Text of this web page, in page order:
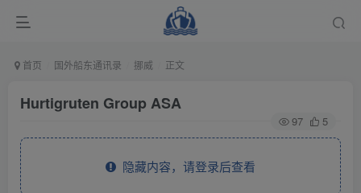
首页 国外船东通讯录 挪威 正文
Hurtigruten Group ASA
97 5
隐藏内容，请登录后查看